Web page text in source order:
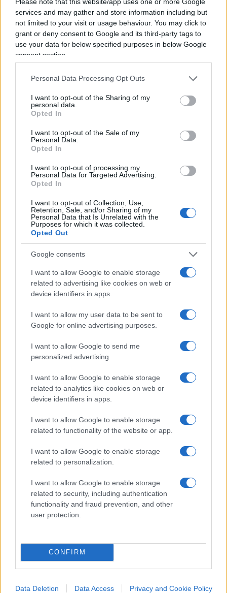
services and may gather and store information including but
not limited to your visit or usage behaviour. You may click to
grant or deny consent to Google and its third-party tags to
use your data for below specified purposes in below Google
consent section.
Personal Data Processing Opt Outs
I want to opt-out of the Sharing of my
personal data.
Opted In
I want to opt-out of the Sale of my
Personal Data.
Opted In
I want to opt-out of processing my
Personal Data for Targeted Advertising.
Opted In
I want to opt-out of Collection, Use,
Retention, Sale, and/or Sharing of my
Personal Data that Is Unrelated with the
Purposes for which it was collected.
Opted Out
Google consents
I want to allow Google to enable storage
related to advertising like cookies on web or
device identifiers in apps.
I want to allow my user data to be sent to
Google for online advertising purposes.
I want to allow Google to send me
personalized advertising.
I want to allow Google to enable storage
related to analytics like cookies on web or
device identifiers in apps.
I want to allow Google to enable storage
related to functionality of the website or app.
I want to allow Google to enable storage
related to personalization.
I want to allow Google to enable storage
related to security, including authentication
functionality and fraud prevention, and other
user protection.
CONFIRM
Data Deletion Data Access Privacy and Cookie Policy
nell’uninominale alla Camera mentre garantirà i
suoi (pochi) voti nel proporzionale. Il tutto grazie
all’accordo stipulato ieri conBruno Tabacci, un
dc di ferro, e già questo basterebbe per
sganasciarsi dalle risate. Nelle liste proporzionali
finiranno tutti i transfughi grillini che hanno
differenza del “capo” non avranno certo il posto
assicurato. Dovranno conquistarselo e
probabilmente vedranno il Parlamento col
binocolo.
Va detto che dalle parti diModenae
Reggio
Emilianon tutti sono contenti di questa possibile
candidatura. Sono abituati a votare candidati
catapultati da chissà dove, però a tutto c’è un
limite. Il Resto del Carlino fa sapere che “dai
vertici Pd del territorio trapela poco o nulla, ma le
sensazioni e i colloqui informali trasmettono un
dato univoco”: ovvero che per Di Maio sarebbe
meglio un “collegio nella sua regione”, ovvero in
Campania. Tradotto: “Qui sarebbe meglio di no”.
Alla festa di partito a Reggio Emilia hanno chiesto
a Debora Serracchiani cosa ne pensa di una
candidatura dimaiana in Emilia. E lei ha risposto
caustica: “Se serve al Paese sono pronta a
di testa”. A molti invece farà ridere. A crepapelle.
Leggi i commenti
SEDUTE SATIRICHE
Vignetta del 07/08/2026